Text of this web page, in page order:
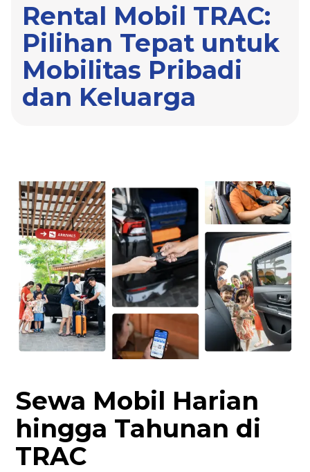
Rental Mobil TRAC:
Pilihan Tepat untuk
Mobilitas Pribadi
dan Keluarga
Sewa Mobil Harian
hingga Tahunan di
TRAC